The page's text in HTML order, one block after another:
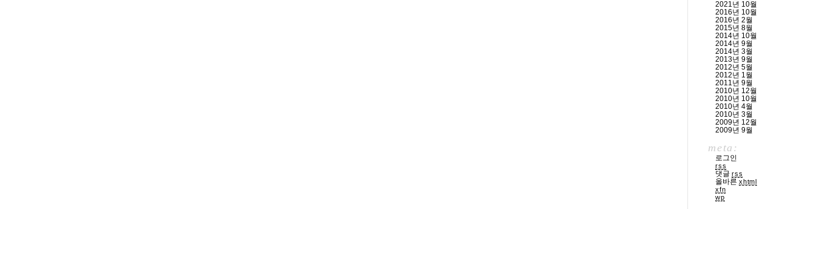
2021년 10월
2016년 10월
2016년 2월
2015년 8월
2014년 10월
2014년 9월
2014년 3월
2013년 9월
2012년 5월
2012년 1월
2011년 9월
2010년 12월
2010년 10월
2010년 4월
2010년 3월
2009년 12월
2009년 9월
meta:
로그인
rss
댓글 rss
올바른 xhtml
xfn
wp